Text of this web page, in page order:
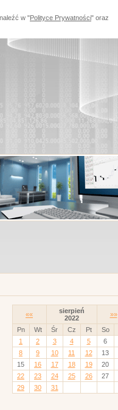
w "Polityce Prywatności" oraz
««
sierpień
2022
»»
Pn Wt Śr Cz Pt So
1
2 3 4 5 6
8
9 10 11 12 13
15
16 17 18 19 20
22
23 24 25 26 27
29
30 31